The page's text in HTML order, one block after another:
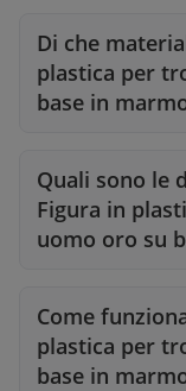
Di che
plastica per
base in
Quali sono le
Figura in
uomo oro su
Come
plastica per
base in